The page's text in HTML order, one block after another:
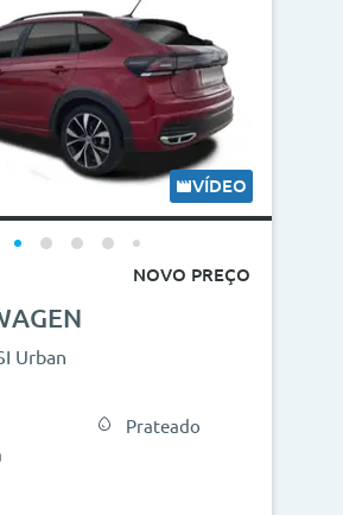
VÍDEO
NOVO PREÇO
Urban
Prateado